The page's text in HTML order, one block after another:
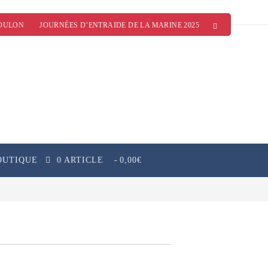
JOURNÉES D’ENTRAIDE DE LA MARINE 2025
0 ARTICLE 0,00€